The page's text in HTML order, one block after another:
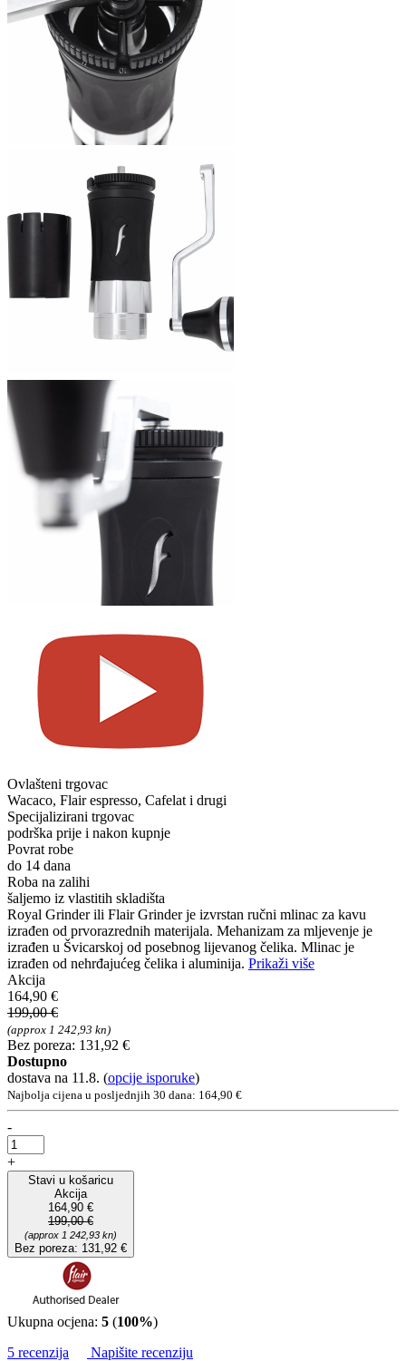
Ovlašteni trgovac
Wacaco, Flair espresso, Cafelat i drugi
Specijalizirani trgovac
podrška prije i nakon kupnje
Povrat robe
do 14 dana
Roba na zalihi
šaljemo iz vlastitih skladišta
Royal Grinder ili Flair Grinder je izvrstan ručni mlinac za kavu
izrađen od prvorazrednih materijala. Mehanizam za mljevenje je
izrađen u Švicarskoj od posebnog lijevanog čelika. Mlinac je
izrađen od nehrđajućeg čelika i aluminija. Prikaži više
Akcija
164,90 €
199,00 €
(approx 1 242,93 kn)
Bez poreza: 131,92 €
Dostupno
dostava na 11.8. (opcije isporuke)
Najbolja cijena u posljednjih 30 dana: 164,90 €
-
+
Stavi u košaricu
Akcija
164,90 €
199,00 €
(approx 1 242,93 kn)
Bez poreza: 131,92 €
Ukupna ocjena: 5 (100%)
5 recenzija
Napišite recenziju